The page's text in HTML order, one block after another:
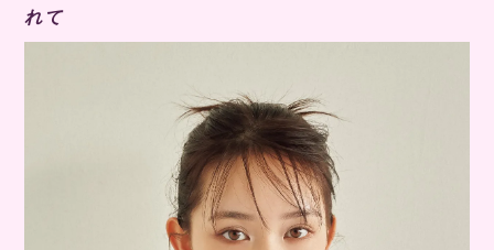
れて